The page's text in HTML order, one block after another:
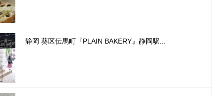
静岡 葵区伝馬町『PLAIN BAKERY』静岡駅...